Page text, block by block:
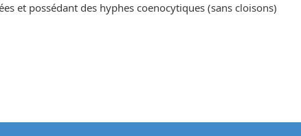
et possédant des hyphes coenocytiques (sans cloisons)